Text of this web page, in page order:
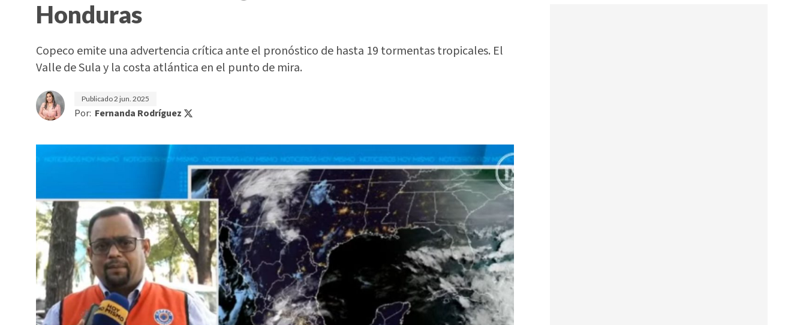
Honduras
Copeco emite una advertencia crítica ante el pronóstico de hasta 19 tormentas tropicales. El
Valle de Sula y la costa atlántica en el punto de mira.
Publicado2 jun. 2025
Por: Fernanda Rodríguez